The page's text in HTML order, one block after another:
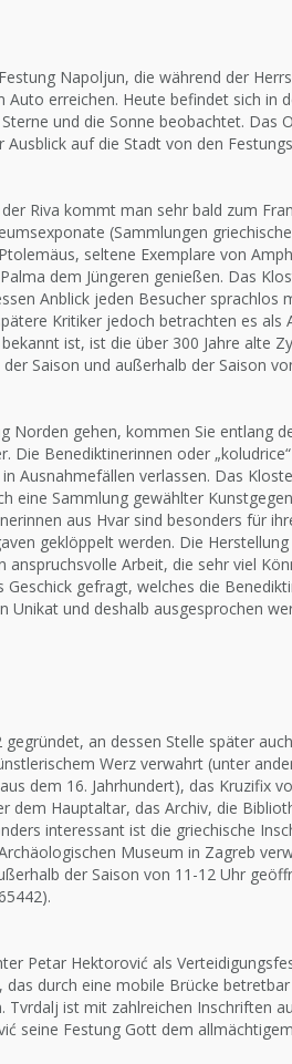
Napoljun, die während der
erreichen. Heute befindet sich in
und die Sonne beobachtet. Das
auf die Stadt von den
Riva kommt man sehr bald zum
(Sammlungen
seltene Exemplare von
dem Jüngeren genießen. Das
Anblick jeden Besucher sprachlos
Kritiker jedoch betrachten es als
ist, ist die über 300 Jahre alte
Saison und außerhalb der Saison
Norden gehen, kommen Sie entlang
Benediktinerinnen oder
Ausnahmefällen verlassen. Das
eine Sammlung gewählter
aus Hvar sind besonders für
geklöppelt werden. Die
Arbeit, die sehr viel
gefragt, welches die
und deshalb ausgesprochen
an dessen Stelle später
Werz verwahrt (unter
dem 16. Jahrhundert), das Kruzifix
dem Hauptaltar, das Archiv, die
interessant ist die griechische
Museum in Zagreb
der Saison von 11-12 Uhr
Petar Hektorović als
durch eine mobile Brücke
ist mit zahlreichen Inschriften
seine Festung Gott dem